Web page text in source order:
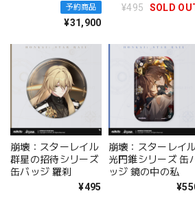
バー 1/7 完成品フ
予約商品
¥31,900
¥495
SOLD
崩壊：スターレイル
群星の招待シリーズ
缶バッジ 羅刹
¥495
崩壊：スターレイ
光円錐シリーズ 缶
ッジ 鏡の中の私